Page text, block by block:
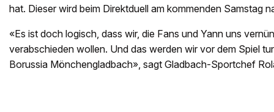
hat. Dieser wird beim Direktduell am kommenden Samstag
«Es ist doch logisch, dass wir, die Fans und Yann uns
verabschieden wollen. Und das werden wir vor dem Spiel
Borussia Mönchengladbach», sagt Gladbach-Sportchef